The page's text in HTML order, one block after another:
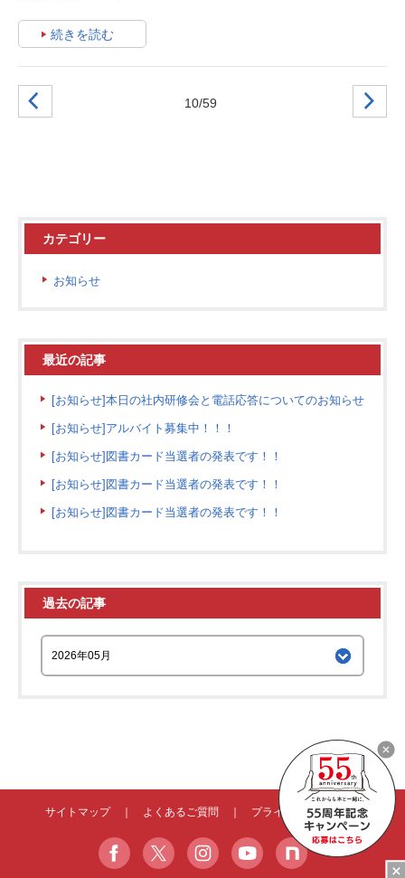
続きを読む
10/59
カテゴリー
お知らせ
最近の記事
[お知らせ]本日の社内研修会と電話応答についてのお知らせ
[お知らせ]アルバイト募集中！！！
[お知らせ]図書カード当選者の発表です！！
[お知らせ]図書カード当選者の発表です！！
[お知らせ]図書カード当選者の発表です！！
過去の記事
サイトマップ｜ よくあるご質問 プライバシーポリシー